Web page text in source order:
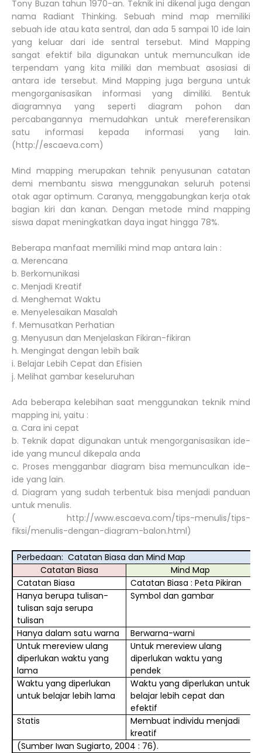
Tony Buzan tahun 1970-an. Teknik ini dikenal juga dengan
nama Radiant Thinking. Sebuah mind map memiliki
sebuah ide atau kata sentral, dan ada 5 sampai 10 ide lain
yang keluar dari ide sentral tersebut. Mind Mapping
sangat efektif bila digunakan untuk memunculkan ide
terpendam yang kita miliki dan membuat asosiasi di
antara ide tersebut. Mind Mapping juga berguna untuk
mengorganisasikan informasi yang dimiliki. Bentuk
diagramnya yang seperti diagram pohon dan
percabangannya memudahkan untuk mereferensikan
satu informasi kepada informasi yang lain.
(http://escaeva.com)
Mind mapping merupakan tehnik penyusunan catatan
demi membantu siswa menggunakan seluruh potensi
otak agar optimum. Caranya, menggabungkan kerja otak
bagian kiri dan kanan. Dengan metode mind mapping
siswa dapat meningkatkan daya ingat hingga 78%.
Beberapa manfaat memiliki mind map antara lain :
a. Merencana
b. Berkomunikasi
c. Menjadi Kreatif
d. Menghemat Waktu
e. Menyelesaikan Masalah
f. Memusatkan Perhatian
g. Menyusun dan Menjelaskan Fikiran-fikiran
h. Mengingat dengan lebih baik
i. Belajar Lebih Cepat dan Efisien
j. Melihat gambar keseluruhan
Ada beberapa kelebihan saat menggunakan teknik mind
mapping ini, yaitu :
a. Cara ini cepat
b. Teknik dapat digunakan untuk mengorganisasikan ide-
ide yang muncul dikepala anda
c. Proses mengganbar diagram bisa memunculkan ide-
ide yang lain.
d. Diagram yang sudah terbentuk bisa menjadi panduan
untuk menulis.
( http://www.escaeva.com/tips-menulis/tips-
fiksi/menulis-dengan-diagram-balon.html)
Perbedaan: Catatan Biasa dan Mind Map
Catatan Biasa
Mind Map
Catatan Biasa
Catatan Biasa : Peta Pikiran
Hanya berupa tulisan-
tulisan saja serupa
tulisan
Symbol dan gambar
Hanya dalam satu warna
Berwarna-warni
Untuk mereview ulang
diperlukan waktu yang
lama
Untuk mereview ulang
diperlukan waktu yang
pendek
Waktu yang diperlukan
untuk belajar lebih lama
Waktu yang diperlukan untuk
belajar lebih cepat dan
efektif
Statis
Membuat individu menjadi
kreatif
(Sumber Iwan Sugiarto, 2004 : 76).